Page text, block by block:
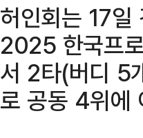
허인회는 17일
2025 한국프
서 2타(버디 5
로 공동 4위에